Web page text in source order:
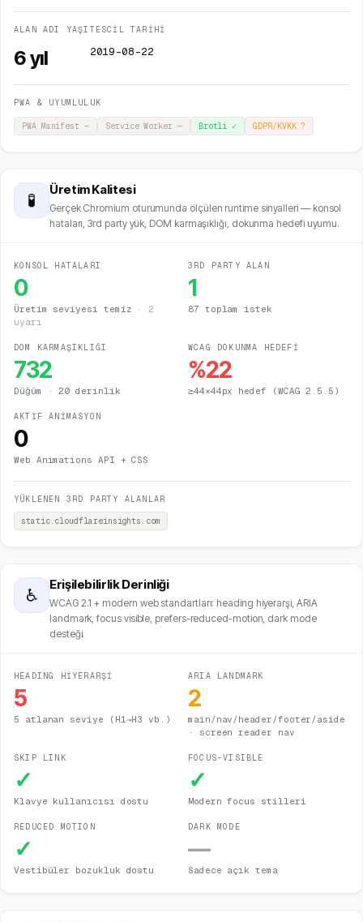
ALAN ADI YAŞI
6yıl
TESCİL TARİHİ
2019-08-22
PWA & UYUMLULUK
PWA Manifest— Service Worker — Brotli✓ GDPR/KVKK?
🧪
Üretim Kalitesi
Gerçek Chromium oturumunda ölçülen runtime sinyalleri — konsol
hataları, 3rd party yük, DOM karmaşıklığı, dokunma hedefi uyumu.
KONSOL HATALARI
0
Üretim seviyesi temiz ·2
uyarı
3RD PARTY ALAN
1
87 toplam istek
DOM KARMAŞIKLIĞI
732
Düğüm · 20 derinlik
WCAG DOKUNMA HEDEFİ
%22
≥44×44px hedef (WCAG 2.5.5)
AKTİF ANİMASYON
0
Web Animations API + CSS
YÜKLENEN 3RD PARTY ALANLAR
static.cloudflareinsights.com
♿
Erişilebilirlik Derinliği
WCAG 2.1 + modern web standartları: heading hiyerarşi, ARIA
landmark, focus visible, prefers-reduced-motion, dark mode
desteği.
HEADING HİYERARŞİ
5
5 atlanan seviye (H1→H3 vb.)
ARIA LANDMARK
2
main/nav/header/footer/aside
· screen reader nav
SKIP LINK
✓
Klavye kullanıcısı dostu
FOCUS-VISIBLE
✓
Modern focus stilleri
REDUCED MOTION
✓
Vestibüler bozukluk dostu
DARK MODE
—
Sadece açık tema